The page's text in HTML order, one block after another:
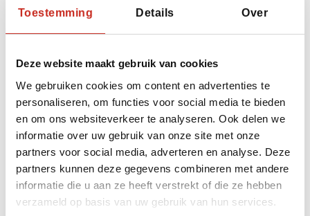
Toestemming Details Over
Deze website maakt gebruik van cookies
We gebruiken cookies om content en advertenties te
personaliseren, om functies voor social media te bieden
en om ons websiteverkeer te analyseren. Ook delen we
informatie over uw gebruik van onze site met onze
partners voor social media, adverteren en analyse. Deze
partners kunnen deze gegevens combineren met andere
informatie die u aan ze heeft verstrekt of die ze hebben
verzameld op basis van uw gebruik van hun services.
dan een euro zet een stralende eigenaresse
knoflook en chilli. Met een volle buik, een hoofd
op mijn schoenen, val ik die avond als een blok
in slaap.
FAQ: Veelgestelde
vragen over de Karkara